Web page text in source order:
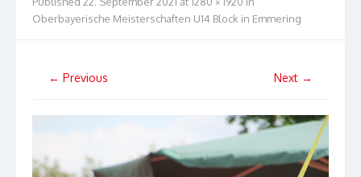
Oberbayerische Meisterschaften U14 Block in Emmering
← Previous Next →